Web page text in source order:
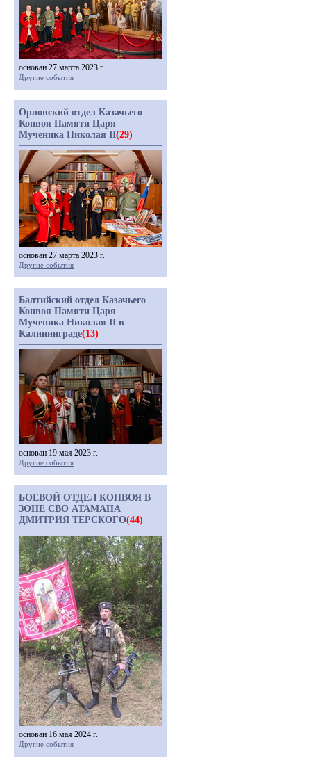
основан 27 марта 2023 г.
Другие события
Орловский отдел Казачьего
Конвоя Памяти Царя
Мученика Николая II(29)
основан 27 марта 2023 г.
Другие события
Балтийский отдел Казачьего
Конвоя Памяти Царя
Мученика Николая II в
Калининграде(13)
основан 19 мая 2023 г.
Другие события
БОЕВОЙ ОТДЕЛ КОНВОЯ В
ЗОНЕ СВО АТАМАНА
ДМИТРИЯ ТЕРСКОГО(44)
основан 16 мая 2024 г.
Другие события